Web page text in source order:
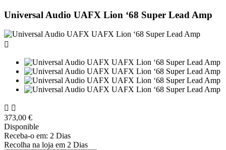
Universal Audio UAFX Lion ‘68 Super Lead Amp

 
373,00 €
Disponible
Receba-o em: 2 Dias
Recolha na loja em 2 Dias